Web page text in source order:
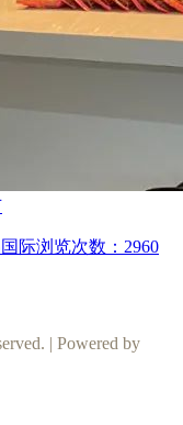
际浏览次数：2960
| Powered by